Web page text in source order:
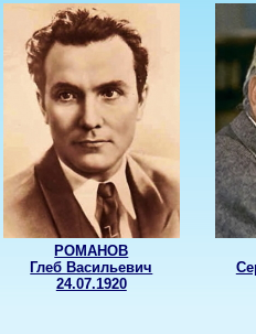
РОМАНОВ
Глеб Васильевич
24.07.1920